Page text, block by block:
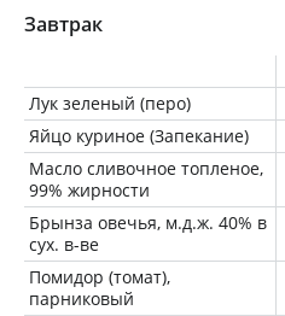
Завтрак
Лук зеленый (перо)
Яйцо куриное (Запекание)
Масло сливочное топленое,
99% жирности
Брынза овечья, м.д.ж. 40% в
сух. в-ве
Помидор (томат),
парниковый